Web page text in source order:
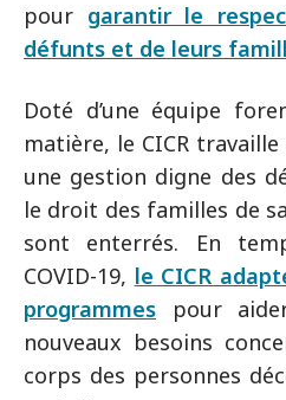
pour garantir le
défunts et de leurs
Doté d’une équipe
matière, le CICR
une gestion digne des
le droit des familles de
sont enterrés. En
COVID-19, le CICR
programmes pour
nouveaux besoins
corps des personnes